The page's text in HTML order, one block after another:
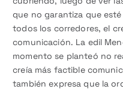
que no garantiza que
todos los corredores, el
comunicación. La edil
momento se planteó no
creía más factible
también expresa que la